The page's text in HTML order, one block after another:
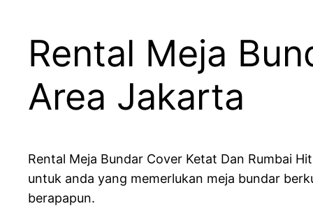
Rental Meja
Area Jakarta
Rental Meja Bundar Cover Ketat Dan Rumbai
untuk anda yang memerlukan meja bundar
berapapun.